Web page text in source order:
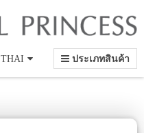
ประเภทสินค้า
THAI